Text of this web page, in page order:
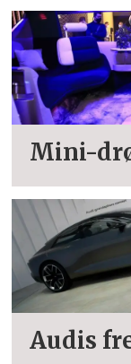
Mini-
Audis